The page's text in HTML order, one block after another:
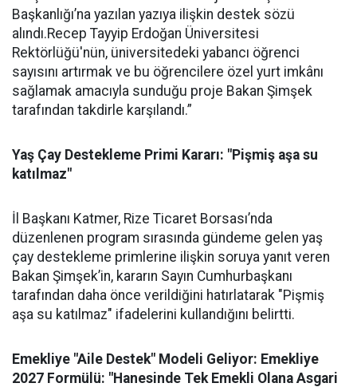
Başkanlığı’na yazılan yazıya ilişkin destek sözü
alındı.Recep Tayyip Erdoğan Üniversitesi
Rektörlüğü'nün, üniversitedeki yabancı öğrenci
sayısını artırmak ve bu öğrencilere özel yurt imkânı
sağlamak amacıyla sunduğu proje Bakan Şimşek
tarafından takdirle karşılandı.”
Yaş Çay Destekleme Primi Kararı: "Pişmiş aşa su
katılmaz"
İl Başkanı Katmer, Rize Ticaret Borsası’nda
düzenlenen program sırasında gündeme gelen yaş
çay destekleme primlerine ilişkin soruya yanıt veren
Bakan Şimşek’in, kararın Sayın Cumhurbaşkanı
tarafından daha önce verildiğini hatırlatarak "Pişmiş
aşa su katılmaz" ifadelerini kullandığını belirtti.
Emekliye "Aile Destek" Modeli Geliyor: Emekliye
2027 Formülü: "Hanesinde Tek Emekli Olana Asgari